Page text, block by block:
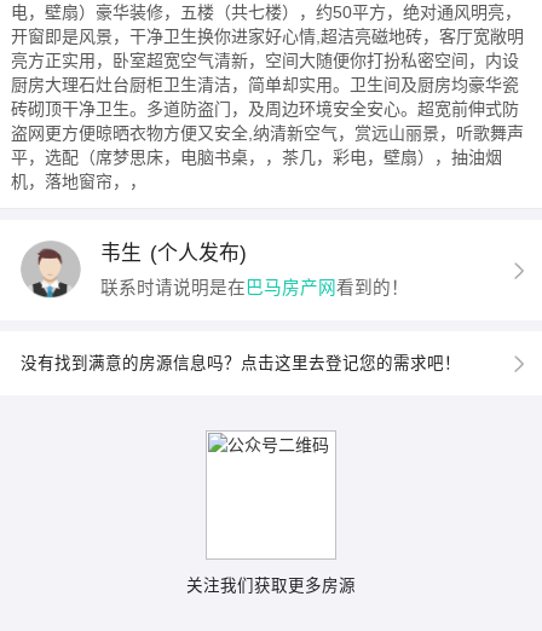
电，壁扇）豪华装修，五楼（共七楼），约50平方，绝对通风明亮，
开窗即是风景，干净卫生换你进家好心情,超洁亮磁地砖，客厅宽敞明
亮方正实用，卧室超宽空气清新，空间大随便你打扮私密空间，内设
厨房大理石灶台厨柜卫生清洁，简单却实用。卫生间及厨房均豪华瓷
砖砌顶干净卫生。多道防盗门，及周边环境安全安心。超宽前伸式防
盗网更方便晾晒衣物方便又安全,纳清新空气，赏远山丽景，听歌舞声
平，选配（席梦思床，电脑书桌，，茶几，彩电，壁扇），抽油烟
机，落地窗帘，，
韦生 (个人发布)
联系时请说明是在 巴马房产网看到的！
没有找到满意的房源信息吗？点击这里去登记您的需求吧！
关注我们获取更多房源